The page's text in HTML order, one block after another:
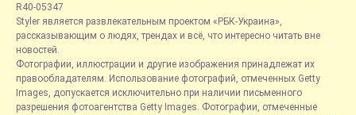
R40-05347
Styler является развлекательным проектом «РБК-Украина»,
рассказывающим о людях, трендах и всё, что интересно читать вне
новостей.
Фотографии, иллюстрации и другие изображения принадлежат их
правообладателям. Использование фотографий, отмеченных Getty
Images, допускается исключительно при наличии письменного
разрешения фотоагентства Getty Images. Фотографии, отмеченные